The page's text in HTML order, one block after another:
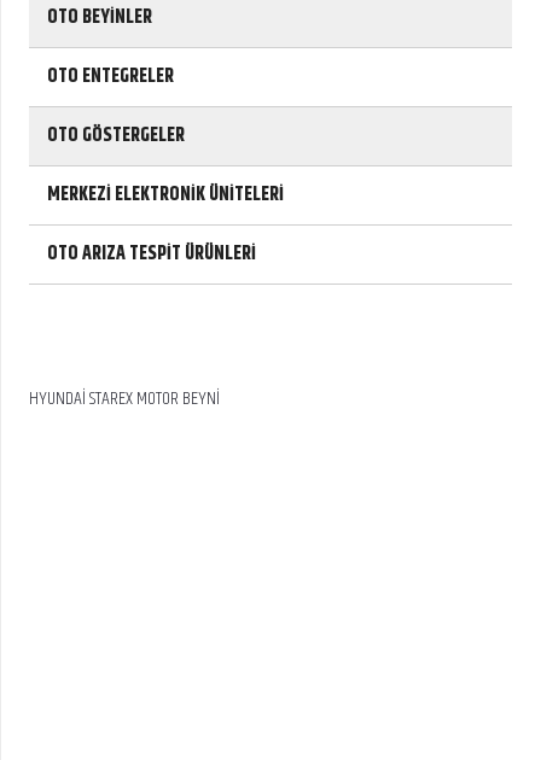
r
OTO BEYİNLER
OTO ENTEGRELER
OTO GÖSTERGELER
MERKEZİ ELEKTRONİK ÜNİTELERİ
OTO ARIZA TESPİT ÜRÜNLERİ
HYUNDAİ STAREX MOTOR BEYNİ